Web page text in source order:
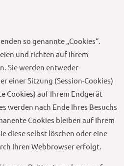
so genannte „Cookies“.
und richten auf Ihrem
Sie werden entweder
einer Sitzung (Session-Cookies)
Cookies) auf Ihrem Endgerät
werden nach Ende Ihres Besuchs
Cookies bleiben auf Ihrem
diese selbst löschen oder eine
Ihren Webbrowser erfolgt.